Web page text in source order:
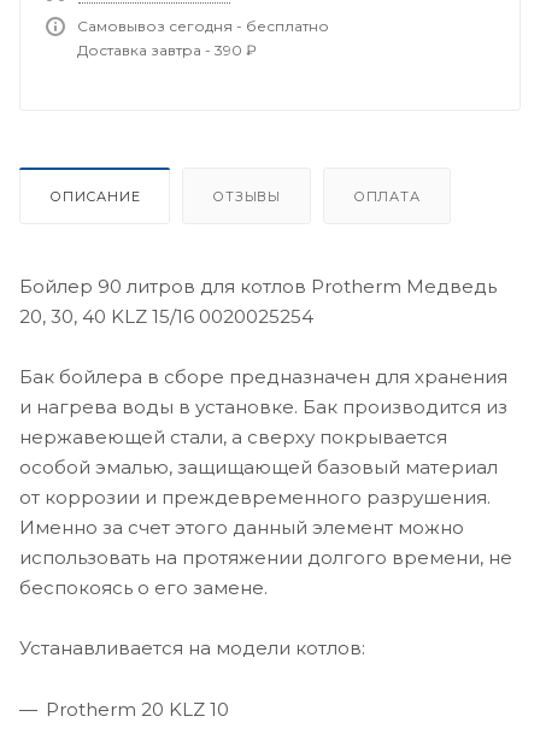
Самовывоз сегодня - бесплатно
Доставка завтра - 390 ₽
ОПИСАНИЕ ОТЗЫВЫ ОПЛАТА
Бойлер 90 литров для котлов Protherm Медведь
20, 30, 40 KLZ 15/16 0020025254
Бак бойлера в сборе предназначен для хранения
и нагрева воды в установке. Бак производится из
нержавеющей стали, а сверху покрывается
особой эмалью, защищающей базовый материал
от коррозии и преждевременного разрушения.
Именно за счет этого данный элемент можно
использовать на протяжении долгого времени, не
беспокоясь о его замене.
Устанавливается на модели котлов:
Protherm 20 KLZ 10